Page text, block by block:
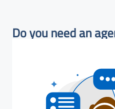
Do you need an